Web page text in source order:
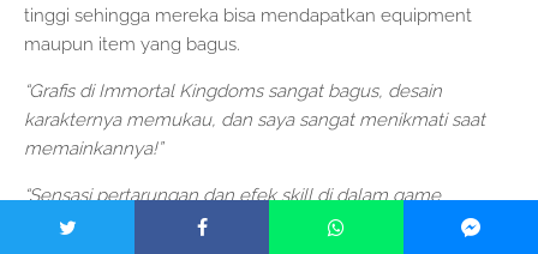
tinggi sehingga mereka bisa mendapatkan equipment
maupun item yang bagus.
“Grafis di Immortal Kingdoms sangat bagus, desain
karakternya memukau, dan saya sangat menikmati saat
memainkannya!”
“Sensasi pertarungan dan efek skill di dalam game
sungguh luar biasa, membuatku ketagihan!”